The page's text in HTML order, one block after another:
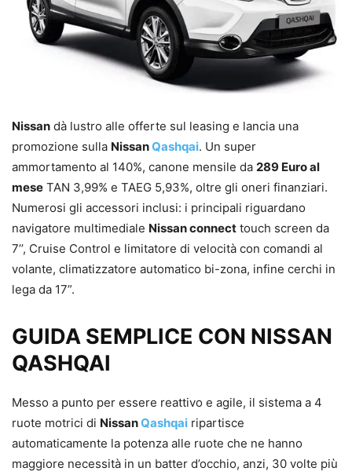
Nissan dà lustro alle offerte sul leasing e lancia una
promozione sulla NissanQashqai. Un super
ammortamento al 140%, canone mensile da 289 Euro al
mese TAN 3,99% e TAEG 5,93%, oltre gli oneri finanziari.
Numerosi gli accessori inclusi: i principali riguardano
navigatore multimediale Nissan connect touch screen da
7’’, Cruise Control e limitatore di velocità con comandi al
volante, climatizzatore automatico bi-zona, infine cerchi in
lega da 17”.
GUIDA SEMPLICE CON NISSAN
QASHQAI
Messo a punto per essere reattivo e agile, il sistema a 4
ruote motrici di NissanQashqai ripartisce
automaticamente la potenza alle ruote che ne hanno
maggiore necessità in un batter d’occhio, anzi, 30 volte più